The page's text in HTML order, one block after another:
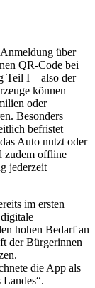
über
QR-Code bei
Teil I – also der
können
oder
Besonders
befristet
Auto nutzt oder
zudem offline
jederzeit
im ersten
hohen Bedarf an
der Bürgerinnen
die App als